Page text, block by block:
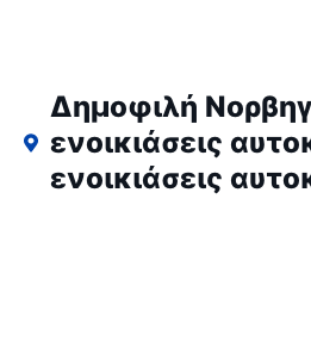
Δημοφιλή
ενοικιάσεις
ενοικιάσεις